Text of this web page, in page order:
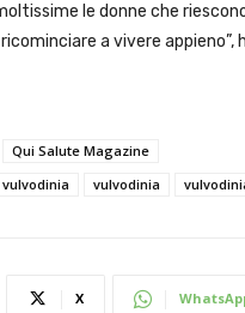
le donne che
a vivere appieno”,
Qui Salute Magazine
vulvodinia
X